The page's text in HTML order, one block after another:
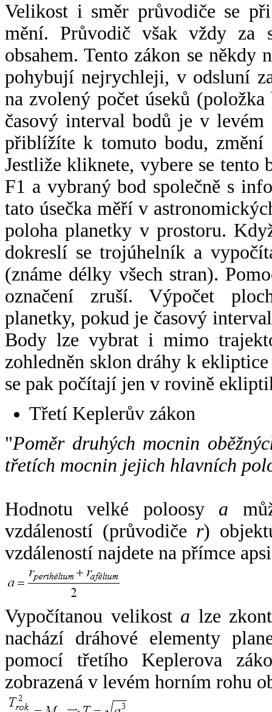
Velikost i směr průvodiče se
mění. Průvodič však vždy za
obsahem. Tento zákon se někdy
pohybují nejrychleji, v odsluní
na zvolený počet úseků
časový interval bodů je v
přiblížíte k tomuto bodu,
Jestliže kliknete, vybere se tento
F1 a vybraný bod společně s
tato úsečka měří v
poloha planetky v prostoru.
dokreslí se trojúhelník a
(známe délky všech stran).
označení zruší. Výpočet
planetky, pokud je časový
Body lze vybrat i mimo
zohledněn sklon dráhy k
se pak počítají jen v rovině
Třetí Keplerův zákon
"Poměr druhých mocnin
třetích mocnin jejich hlavních
Hodnotu velké poloosy a
vzdáleností (průvodiče r)
vzdáleností najdete na přímce
Vypočítanou velikost a lze
nachází dráhové elementy
pomocí třetího Keplerova
zobrazená v levém horním rohu